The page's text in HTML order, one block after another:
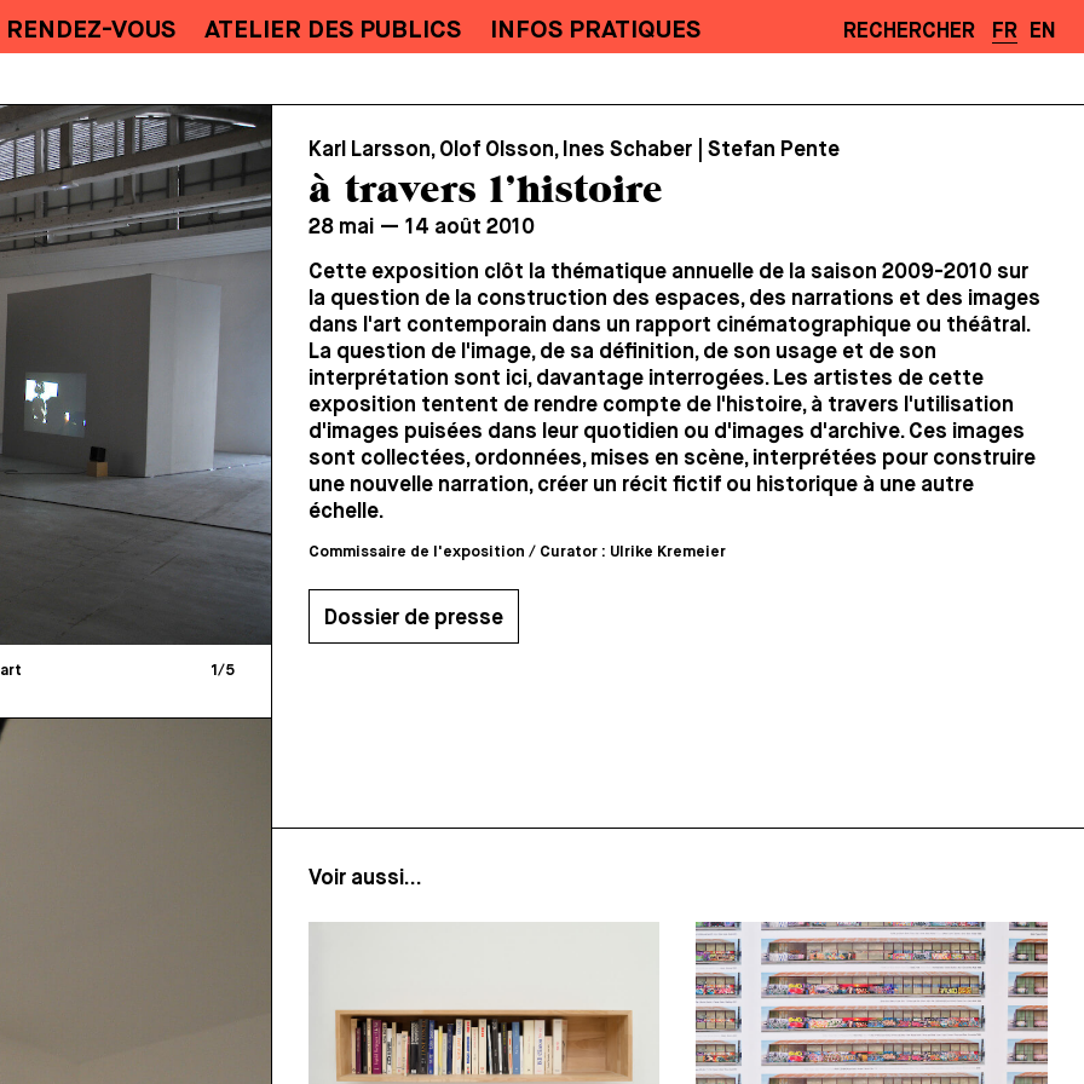
RENDEZ-VOUS ATELIER DES PUBLICS INFOS PRATIQUES RECHERCHER FR EN
1/5
Karl Larsson, Olof Olsson, Ines Schaber | Stefan Pente
à travers l’histoire
28 mai — 14 août 2010
Cette exposition clôt la thématique annuelle de la saison 2009-2010 sur
la question de la construction des espaces, des narrations et des images
dans l'art contemporain dans un rapport cinématographique ou théâtral.
La question de l'image, de sa définition, de son usage et de son
interprétation sont ici, davantage interrogées. Les artistes de cette
exposition tentent de rendre compte de l'histoire, à travers l'utilisation
d'images puisées dans leur quotidien ou d'images d'archive. Ces images
sont collectées, ordonnées, mises en scène, interprétées pour construire
une nouvelle narration, créer un récit fictif ou historique à une autre
échelle.
Commissaire de l'exposition / Curator : Ulrike Kremeier
Dossier de presse
Voir aussi...